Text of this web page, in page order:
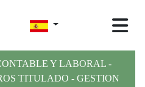
Y LABORAL -
TITULADO - GESTION